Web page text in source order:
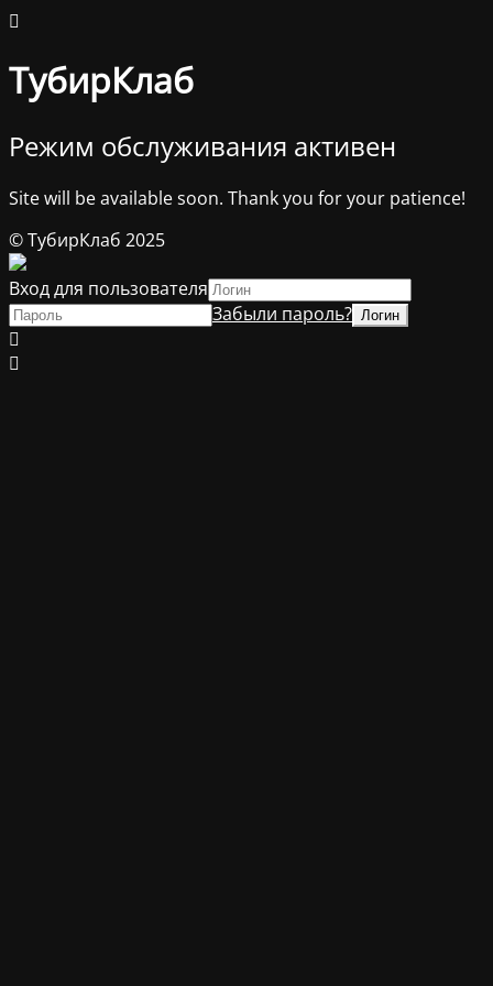
ТубирКлаб
Режим обслуживания активен
Site will be available soon. Thank you for your patience!
© ТубирКлаб 2025
Вход для пользователя
Забыли пароль?